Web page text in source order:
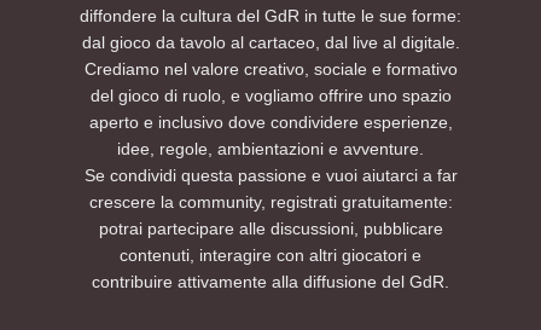
diffondere la cultura del GdR in tutte le sue forme:
dal gioco da tavolo al cartaceo, dal live al digitale.
Crediamo nel valore creativo, sociale e formativo
del gioco di ruolo, e vogliamo offrire uno spazio
aperto e inclusivo dove condividere esperienze,
idee, regole, ambientazioni e avventure.
Se condividi questa passione e vuoi aiutarci a far
crescere la community, registrati gratuitamente:
potrai partecipare alle discussioni, pubblicare
contenuti, interagire con altri giocatori e
contribuire attivamente alla diffusione del GdR.